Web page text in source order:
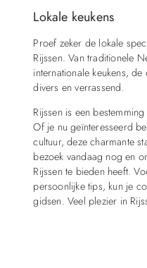
Lokale keukens
Proef zeker de lokale
Rijssen. Van traditionele
internationale keukens,
divers en verrassend.
Rijssen is een
Of je nu geïnteresseerd
cultuur, deze charmante
bezoek vandaag nog en
Rijssen te bieden heeft.
persoonlijke tips, kun je
gidsen. Veel plezier in